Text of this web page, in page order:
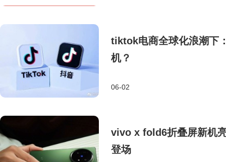
tiktok电商全球化浪潮下
机？
06-02
vivo x fold6折叠屏新机
登场